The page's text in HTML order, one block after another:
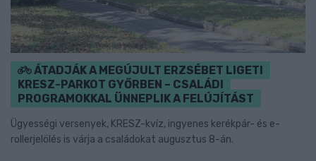
ÁTADJÁK A MEGÚJULT ERZSÉBET LIGETI
KRESZ-PARKOT GYŐRBEN – CSALÁDI
PROGRAMOKKAL ÜNNEPLIK A FELÚJÍTÁST
Ügyességi versenyek, KRESZ-kvíz, ingyenes kerékpár- és e-
rollerjelölés is várja a családokat augusztus 8-án.